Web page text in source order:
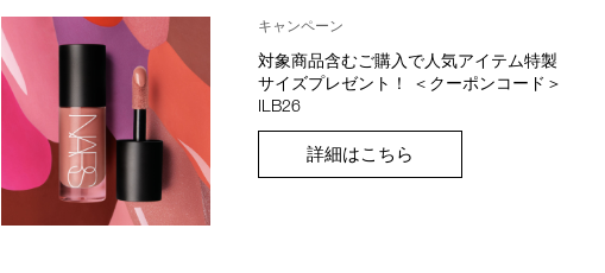
キャンペーン
対象商品含むご購入で人気アイテム特製
サイズプレゼント！ ＜クーポンコード＞
ILB26
詳細はこちら